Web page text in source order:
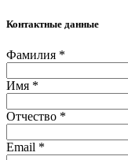
Контактные данные
Фамилия *
Имя *
Отчество *
Email *